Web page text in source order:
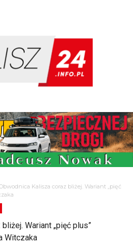
Kalisza coraz bliżej. Wariant „pięć
Wariant „pięć plus”
Witczaka